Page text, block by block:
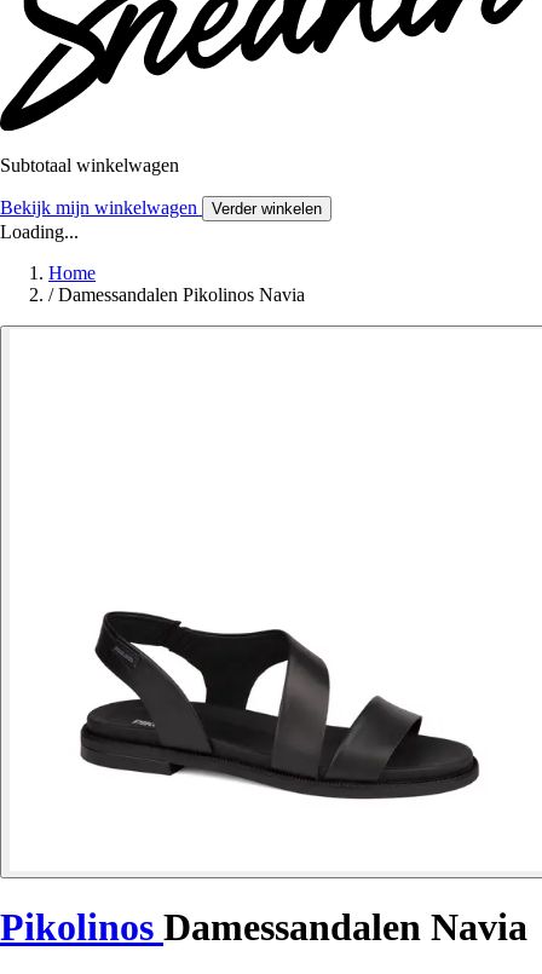
Subtotaal winkelwagen
Bekijk mijn winkelwagen Verder winkelen
Loading...
Home
/ Damessandalen Pikolinos Navia
Pikolinos Damessandalen Navia